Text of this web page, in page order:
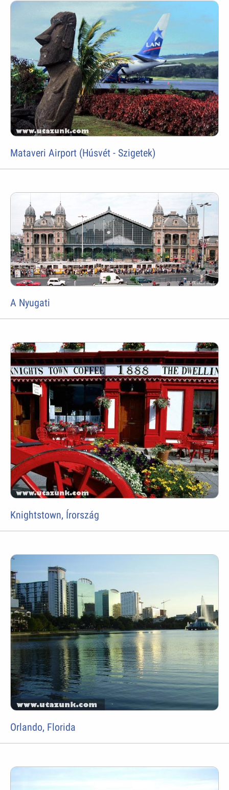
Mataveri Airport (Húsvét - Szigetek)
A Nyugati
Knightstown, Írország
Orlando, Florida